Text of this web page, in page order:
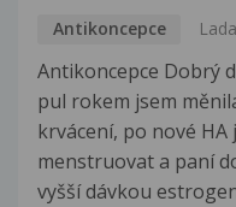
Antikoncepce Lada
Antikoncepce Dobrý
pul rokem jsem
krvácení, po nové
menstruovat a paní
vyšší dávkou